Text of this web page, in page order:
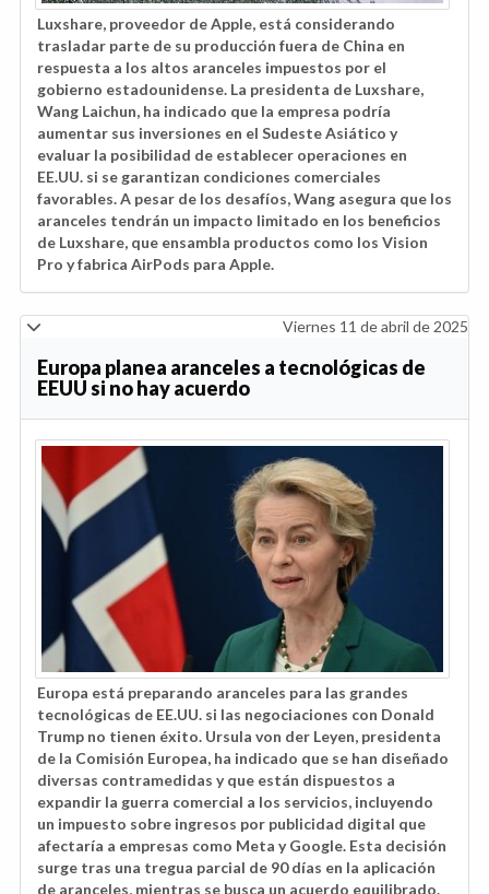
Luxshare, proveedor de Apple, está considerando
trasladar parte de su producción fuera de China en
respuesta a los altos aranceles impuestos por el
gobierno estadounidense. La presidenta de Luxshare,
Wang Laichun, ha indicado que la empresa podría
aumentar sus inversiones en el Sudeste Asiático y
evaluar la posibilidad de establecer operaciones en
EE.UU. si se garantizan condiciones comerciales
favorables. A pesar de los desafíos, Wang asegura que los
aranceles tendrán un impacto limitado en los beneficios
de Luxshare, que ensambla productos como los Vision
Pro y fabrica AirPods para Apple.
Viernes 11 de abril de 2025
Europa planea aranceles a tecnológicas de
EEUU si no hay acuerdo
Europa está preparando aranceles para las grandes
tecnológicas de EE.UU. si las negociaciones con Donald
Trump no tienen éxito. Ursula von der Leyen, presidenta
de la Comisión Europea, ha indicado que se han diseñado
diversas contramedidas y que están dispuestos a
expandir la guerra comercial a los servicios, incluyendo
un impuesto sobre ingresos por publicidad digital que
afectaría a empresas como Meta y Google. Esta decisión
surge tras una tregua parcial de 90 días en la aplicación
de aranceles, mientras se busca un acuerdo equilibrado.